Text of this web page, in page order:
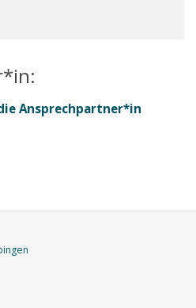
Ansprechpartner*in